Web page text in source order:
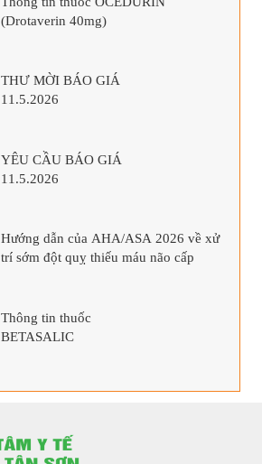
(Drotaverin 40mg)
THƯ MỜI BÁO GIÁ
11.5.2026
YÊU CẦU BÁO GIÁ
11.5.2026
Hướng dẫn của AHA/ASA 2026 về xử
trí sớm đột quỵ thiếu máu não cấp
Thông tin thuốc
BETASALIC